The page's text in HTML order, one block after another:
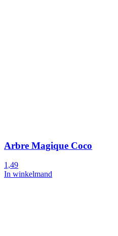
Arbre Magique Coco
1,49
In winkelmand